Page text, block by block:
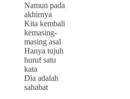
Namun pada
akhirnya
Kita kembali
kemasing-
masing asal
Hanya tujuh
huruf satu
kata
Dia adalah
sahabat